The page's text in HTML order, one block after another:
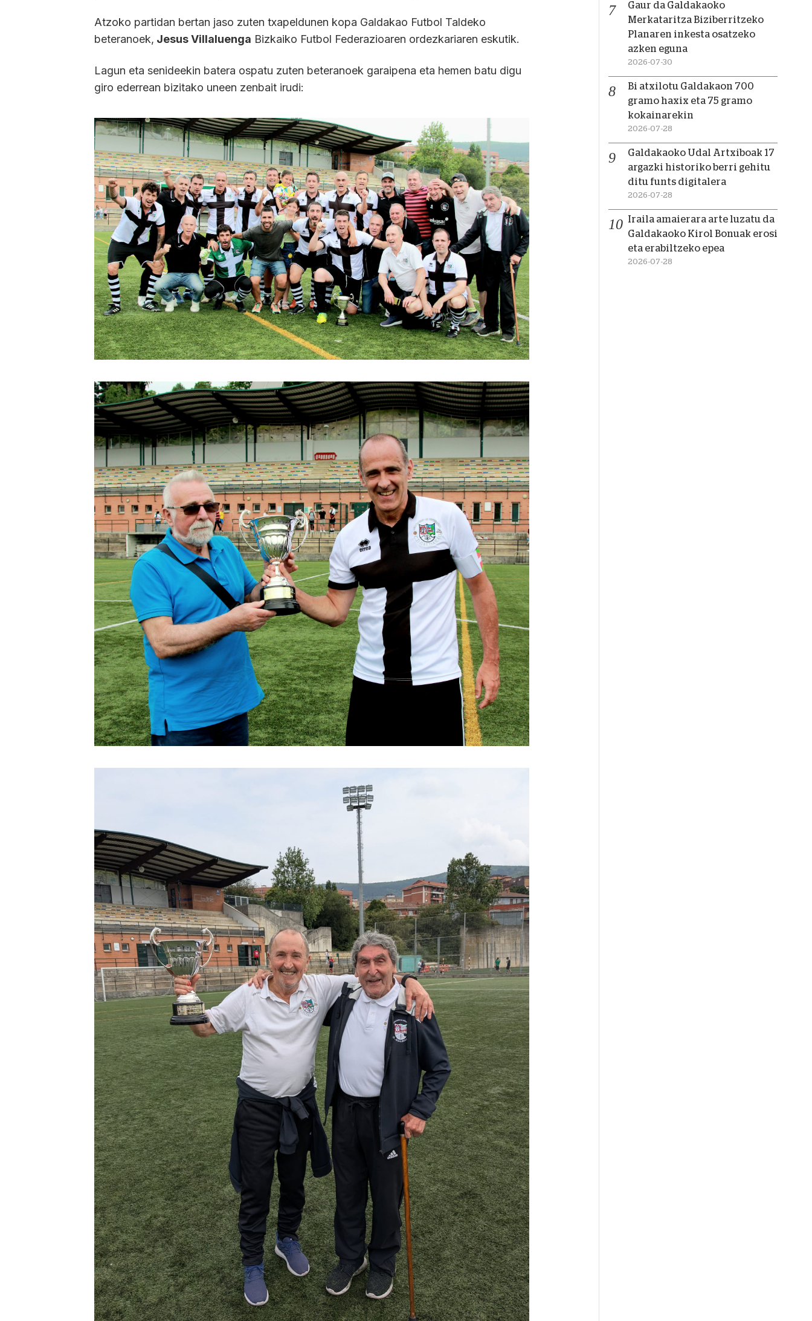
Atzoko partidan bertan jaso zuten txapeldunen kopa Galdakao Futbol Taldeko
beteranoek, Jesus Villaluenga Bizkaiko Futbol Federazioaren ordezkariaren eskutik.
Lagun eta senideekin batera ospatu zuten beteranoek garaipena eta hemen batu digu
giro ederrean bizitako uneen zenbait irudi:
Gaur da Galdakaoko
Merkataritza Biziberritzeko
Planaren inkesta osatzeko
azken eguna
2026-07-30
Bi atxilotu Galdakaon 700
gramo haxix eta 75 gramo
kokainarekin
2026-07-28
Galdakaoko Udal Artxiboak 17
argazki historiko berri gehitu
ditu funts digitalera
2026-07-28
Iraila amaierara arte luzatu da
Galdakaoko Kirol Bonuak erosi
eta erabiltzeko epea
2026-07-28